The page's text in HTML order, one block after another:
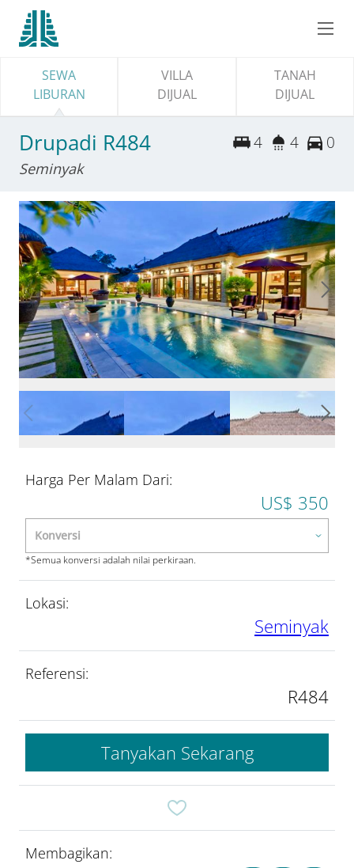
SEWA
LIBURAN
VILLA
DIJUAL
TANAH
DIJUAL
Drupadi R484
Seminyak
4 4 0
Harga Per Malam Dari:
US$ 350
*Semua konversi adalah nilai perkiraan.
Lokasi:
Seminyak
Referensi:
R484
Tanyakan Sekarang
Membagikan: